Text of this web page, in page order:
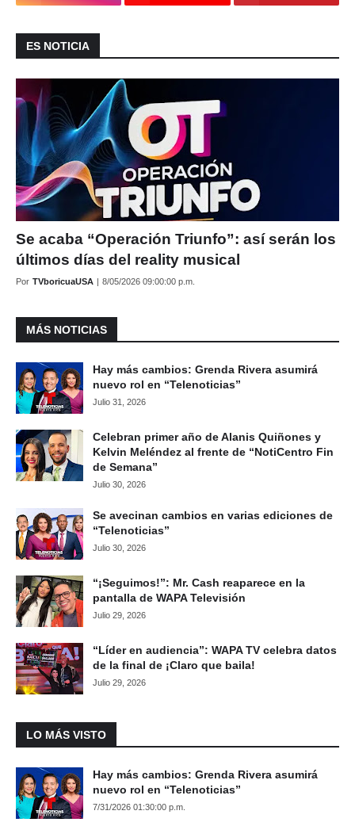
ES NOTICIA
Se acaba “Operación Triunfo”: así serán los
últimos días del reality musical
Por TVboricuaUSA | 8/05/2026 09:00:00 p.m.
MÁS NOTICIAS
Hay más cambios: Grenda Rivera asumirá
nuevo rol en “Telenoticias”
Julio 31, 2026
Celebran primer año de Alanis Quiñones y
Kelvin Meléndez al frente de “NotiCentro Fin
de Semana”
Julio 30, 2026
Se avecinan cambios en varias ediciones de
“Telenoticias”
Julio 30, 2026
“¡Seguimos!”: Mr. Cash reaparece en la
pantalla de WAPA Televisión
Julio 29, 2026
“Líder en audiencia”: WAPA TV celebra datos
de la final de ¡Claro que baila!
Julio 29, 2026
LO MÁS VISTO
Hay más cambios: Grenda Rivera asumirá
nuevo rol en “Telenoticias”
7/31/2026 01:30:00 p.m.